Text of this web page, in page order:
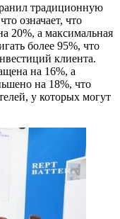
традиционную
означает, что
20%, а максимальная
более 95%, что
клиента.
на 16%, а
на 18%, что
у которых могут